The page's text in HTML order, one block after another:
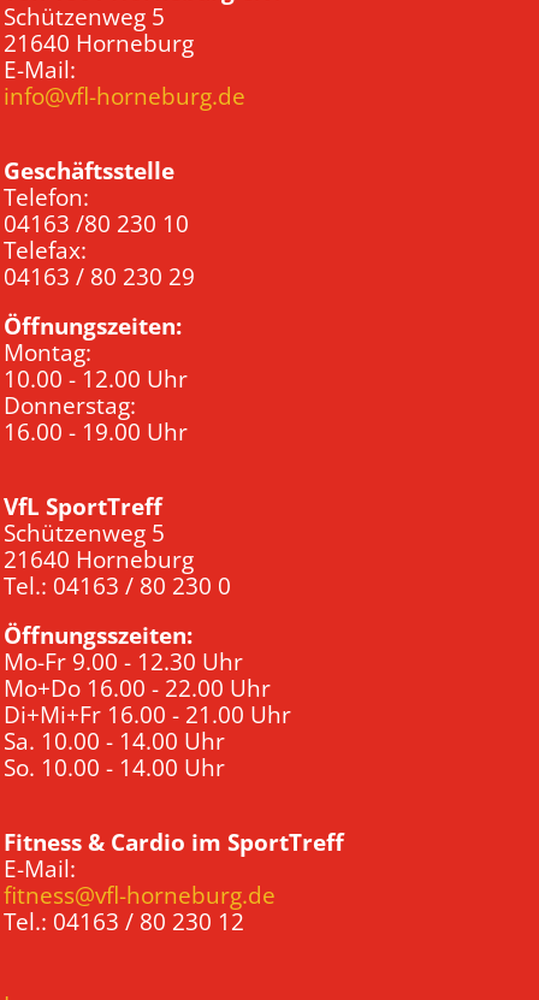
Schützenweg 5
21640 Horneburg
E-Mail:
info@vfl-horneburg.de
Geschäftsstelle
Telefon:
04163 /80 230 10
Telefax:
04163 / 80 230 29
Öffnungszeiten:
Montag:
10.00 - 12.00 Uhr
Donnerstag:
16.00 - 19.00 Uhr
VfL SportTreff
Schützenweg 5
21640 Horneburg
Tel.: 04163 / 80 230 0
Öffnungsszeiten:
Mo-Fr 9.00 - 12.30 Uhr
Mo+Do 16.00 - 22.00 Uhr
Di+Mi+Fr 16.00 - 21.00 Uhr
Sa. 10.00 - 14.00 Uhr
So. 10.00 - 14.00 Uhr
Fitness & Cardio im SportTreff
E-Mail:
fitness@vfl-horneburg.de
Tel.: 04163 / 80 230 12